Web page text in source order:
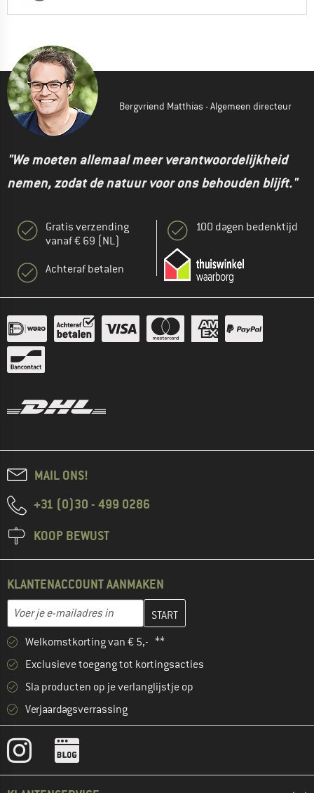
Bergvriend Matthias - Algemeen directeur
"We moeten allemaal meer verantwoordelijkheid
nemen, zodat de natuur voor ons behouden blijft."
Gratis verzending
vanaf € 69 (NL)
Achteraf betalen
100 dagen bedenktijd
MAIL ONS!
+31 (0)30 - 499 0286
KOOP BEWUST
KLANTENACCOUNT AANMAKEN
E-mailadres
Vul je e-mailadres hier in en maak in de volgende stap je
Welkomstkorting van € 5,- **
Exclusieve toegang tot kortingsacties
Sla producten op je verlanglijstje op
Verjaardagsverrassing